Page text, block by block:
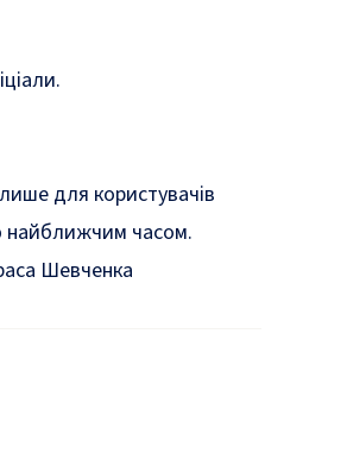
для користувачів
найближчим часом.
Шевченка